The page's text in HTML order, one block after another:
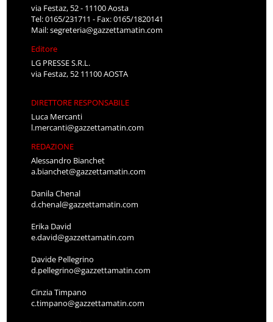
via Festaz, 52 - 11100 Aosta
Tel: 0165/231711 - Fax: 0165/1820141
Mail:segreteria@gazzettamatin.com
Editore
LG PRESSE S.R.L.
via Festaz, 52 11100 AOSTA
DIRETTORE RESPONSABILE
Luca Mercanti
l.mercanti@gazzettamatin.com
REDAZIONE
Alessandro Bianchet
a.bianchet@gazzettamatin.com
Danila Chenal
d.chenal@gazzettamatin.com
Erika David
e.david@gazzettamatin.com
Davide Pellegrino
d.pellegrino@gazzettamatin.com
Cinzia Timpano
c.timpano@gazzettamatin.com